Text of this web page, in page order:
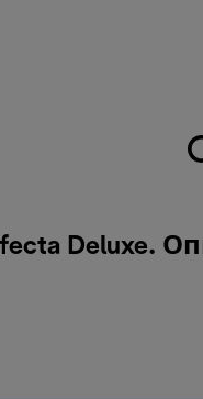
Deluxe.